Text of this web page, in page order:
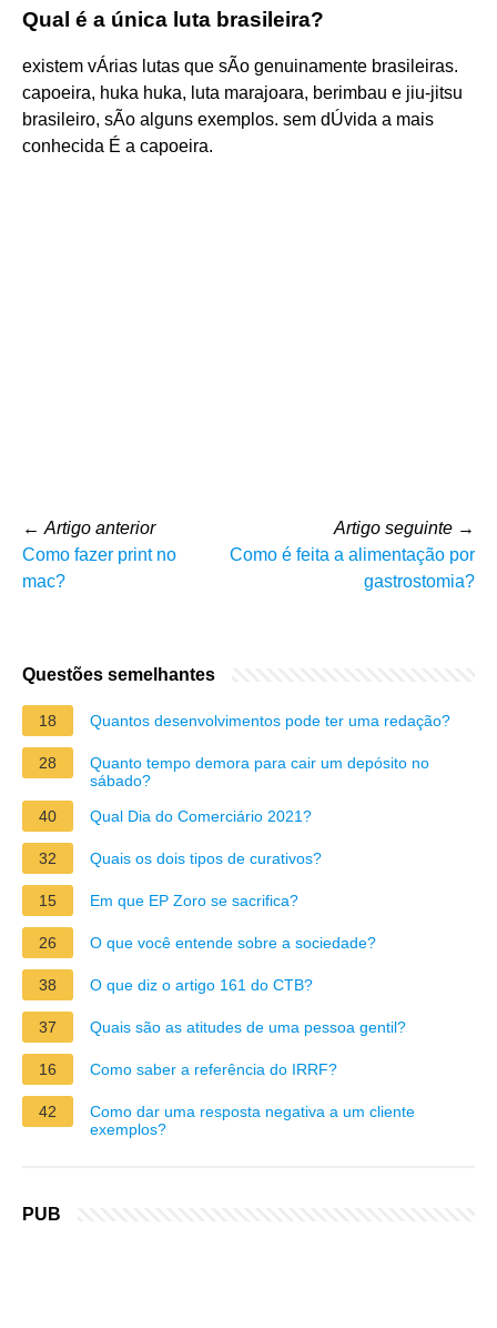
Qual é a única luta brasileira?
existem vÁrias lutas que sÃo genuinamente brasileiras.
capoeira, huka huka, luta marajoara, berimbau e jiu-jitsu
brasileiro, sÃo alguns exemplos. sem dÚvida a mais
conhecida É a capoeira.
← Artigo anterior
Como fazer print no
mac?
Artigo seguinte →
Como é feita a alimentação por
gastrostomia?
Questões semelhantes
18 Quantos desenvolvimentos pode ter uma redação?
28
Quanto tempo demora para cair um depósito no
sábado?
40
Qual Dia do Comerciário 2021?
32 Quais os dois tipos de curativos?
15 Em que EP Zoro se sacrifica?
26 O que você entende sobre a sociedade?
38 O que diz o artigo 161 do CTB?
37 Quais são as atitudes de uma pessoa gentil?
16 Como saber a referência do IRRF?
42
Como dar uma resposta negativa a um cliente
exemplos?
PUB